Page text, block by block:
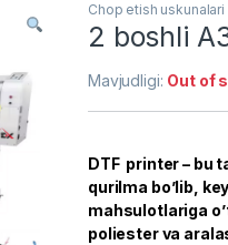
Chop etish uskunalari
2 boshli
Mavjudligi: Out of
DTF printer – bu
qurilma bo’lib,
mahsulotlariga
poliester va